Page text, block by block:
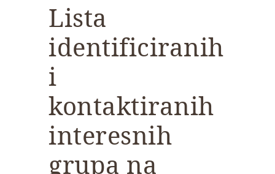
Lista
identificiranih
i
kontaktiranih
interesnih
grupa na